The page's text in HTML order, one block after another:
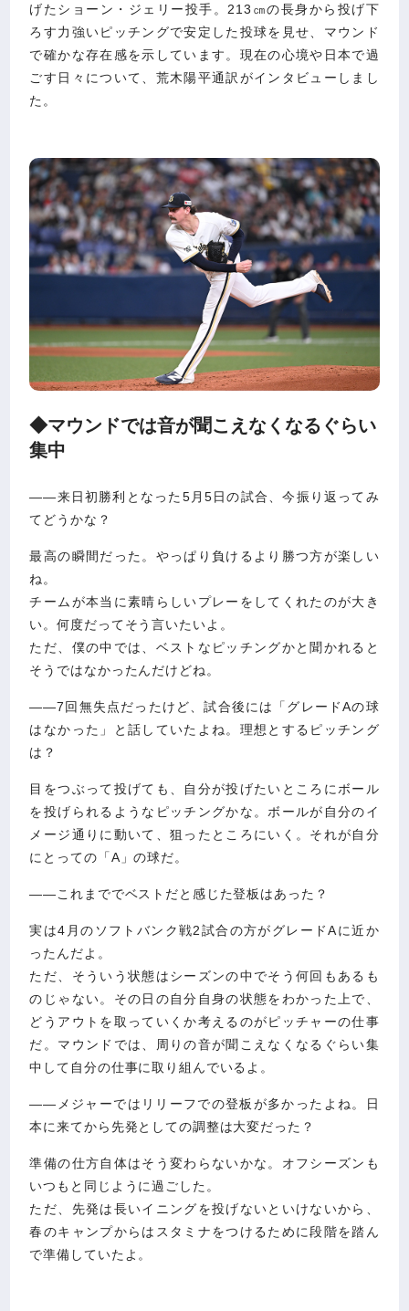
げたショーン・ジェリー投手。213㎝の長身から投げ下
ろす力強いピッチングで安定した投球を見せ、マウンド
で確かな存在感を示しています。現在の心境や日本で過
ごす日々について、荒木陽平通訳がインタビューしまし
た。
◆マウンドでは音が聞こえなくなるぐらい
集中
――来日初勝利となった5月5日の試合、今振り返ってみ
てどうかな？
最高の瞬間だった。やっぱり負けるより勝つ方が楽しい
ね。
チームが本当に素晴らしいプレーをしてくれたのが大き
い。何度だってそう言いたいよ。
ただ、僕の中では、ベストなピッチングかと聞かれると
そうではなかったんだけどね。
――7回無失点だったけど、試合後には「グレードAの球
はなかった」と話していたよね。理想とするピッチング
は？
目をつぶって投げても、自分が投げたいところにボール
を投げられるようなピッチングかな。ボールが自分のイ
メージ通りに動いて、狙ったところにいく。それが自分
にとっての「A」の球だ。
――これまででベストだと感じた登板はあった？
実は4月のソフトバンク戦2試合の方がグレードAに近か
ったんだよ。
ただ、そういう状態はシーズンの中でそう何回もあるも
のじゃない。その日の自分自身の状態をわかった上で、
どうアウトを取っていくか考えるのがピッチャーの仕事
だ。マウンドでは、周りの音が聞こえなくなるぐらい集
中して自分の仕事に取り組んでいるよ。
――メジャーではリリーフでの登板が多かったよね。日
本に来てから先発としての調整は大変だった？
準備の仕方自体はそう変わらないかな。オフシーズンも
いつもと同じように過ごした。
ただ、先発は長いイニングを投げないといけないから、
春のキャンプからはスタミナをつけるために段階を踏ん
で準備していたよ。